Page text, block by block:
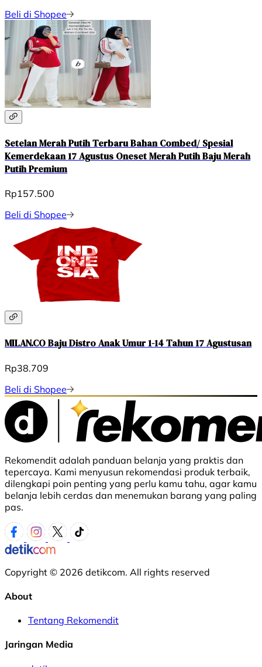
Beli di Shopee
Setelan Merah Putih Terbaru Bahan Combed/ Spesial
Kemerdekaan 17 Agustus Oneset Merah Putih Baju Merah
Putih Premium
Rp157.500
Beli di Shopee
MILAN.CO Baju Distro Anak Umur 1-14 Tahun 17 Agustusan
Rp38.709
Beli di Shopee
Rekomendit adalah panduan belanja yang praktis dan
tepercaya. Kami menyusun rekomendasi produk terbaik,
dilengkapi poin penting yang perlu kamu tahu, agar kamu
belanja lebih cerdas dan menemukan barang yang paling
pas.
Copyright © 2026 detikcom. All rights reserved
About
Tentang Rekomendit
Jaringan Media